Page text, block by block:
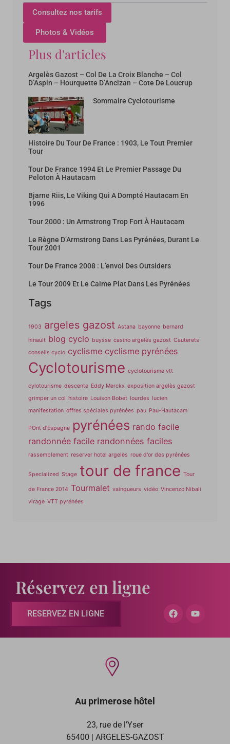
Consultez nos tarifs
Photos & Vidéos
Plus d'articles
Argelès Gazost – Col De La Croix Blanche – Col
D’Aspin – Hourquette D’Ancizan – Cote De Loucrup
Sommaire Cyclotourisme
Histoire Du Tour De France : 1903, Le Tout Premier
Tour
Tour De France 1994 Et Le Premier Passage Du
Peloton À Hautacam
Bjarne Riis, Le Viking Qui A Dompté Hautacam En
1996
Tour 2000 : Un Armstrong Trop Fort À Hautacam
Le Règne D’Armstrong Dans Les Pyrénées, Durant Le
Tour 2001
Tour De France 2008 : L’envol Des Outsiders
Le Tour 2009 Et Le Calme Plat Dans Les Pyrénées
Tags
1903 argeles gazost Astana bayonne bernard
hinault blog cyclo buysse casino argelès gazost Cauterets
conseils cyclo cyclisme cyclisme pyrénées
Cyclotourisme cyclotourisme vtt
cylotourisme descente Eddy Merckx exposition argelès gazost
grimper un col histoire Louison Bobet lourdes lucien
manifestation offres spéciales pyrénées pau Pau-Hautacam
POnt d'Espagne pyrénées rando facile
randonnée facile randonnées faciles
rassemblement reserver hotel argelès roue d'or des pyrénées
Specialized Stage tour de france Tour
de France 2014 Tourmalet vainqueurs vidéo Vincenzo Nibali
virage VTT pyrénées
Réservez en ligne
RESERVEZ EN LIGNE
Au primerose hôtel
23, rue de l’Yser
65400 | ARGELES-GAZOST